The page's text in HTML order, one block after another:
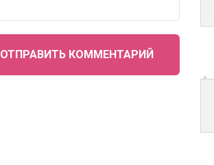
ОТПРАВИТЬ КОММЕНТАРИЙ